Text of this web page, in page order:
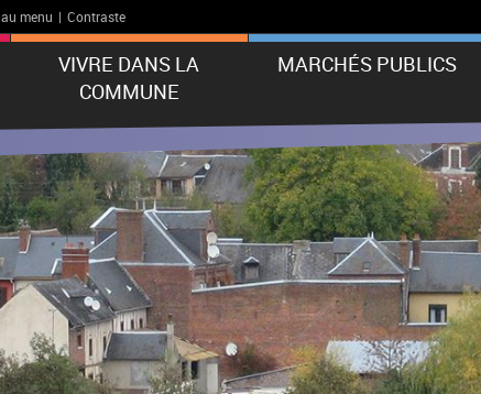
au menu | Contraste
VIVRE DANS LA
COMMUNE
MARCHÉS PUBLICS